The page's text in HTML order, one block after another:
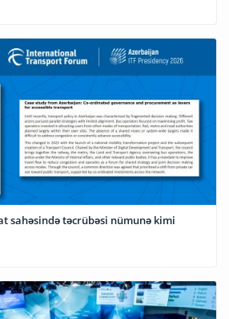
sahəsində təcrübəsi nümunə kimi